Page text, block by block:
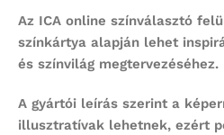
Az ICA online színválasztó
színkártya alapján lehet
és színvilág megtervezéséhez.
A gyártói leírás szerint a
illusztratívak lehetnek, ezért